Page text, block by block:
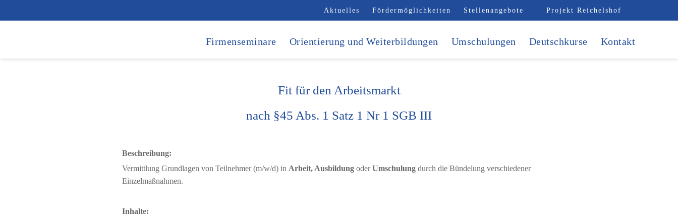
Aktuelles Fördermöglichkeiten Stellenangebote Projekt Reichelshof
Firmenseminare Orientierung und Weiterbildungen Umschulungen Deutschkurse Kontakt
Fit für den Arbeitsmarkt
nach §45 Abs. 1 Satz 1 Nr 1 SGB III
Beschreibung:
Vermittlung Grundlagen von Teilnehmer (m/w/d) in Arbeit, Ausbildung oderUmschulung durch die Bündelung verschiedener
Einzelmaßnahmen.
Inhalte: